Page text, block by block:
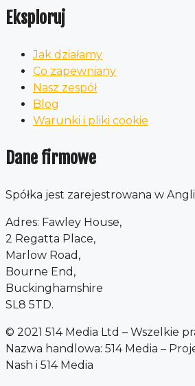
Eksploruj
Jak działamy
Co zapewniany
Nasz zespół
Blog
Warunki i pliki cookie
Dane firmowe
Spółka jest zarejestrowana w Anglii
Adres: Fawley House,
2 Regatta Place,
Marlow Road,
Bourne End,
Buckinghamshire
SL8 5TD.
© 2021 514 Media Ltd – Wszelkie
Nazwa handlowa: 514 Media –
Nash i 514 Media